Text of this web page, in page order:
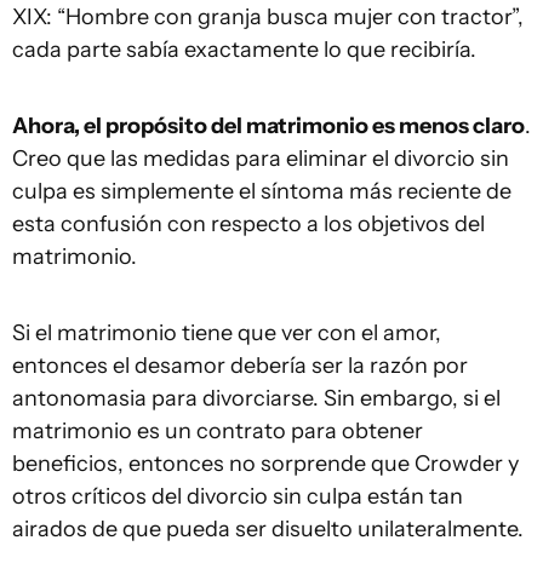
XIX: “Hombre con granja busca mujer con tractor”,
cada parte sabía exactamente lo que recibiría.
Ahora, el propósito del matrimonio es menos claro.
Creo que las medidas para eliminar el divorcio sin
culpa es simplemente el síntoma más reciente de
esta confusión con respecto a los objetivos del
matrimonio.
Si el matrimonio tiene que ver con el amor,
entonces el desamor debería ser la razón por
antonomasia para divorciarse. Sin embargo, si el
matrimonio es un contrato para obtener
beneficios, entonces no sorprende que Crowder y
otros críticos del divorcio sin culpa están tan
airados de que pueda ser disuelto unilateralmente.